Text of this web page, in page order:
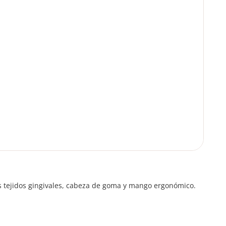
gingivales, cabeza de goma y mango ergonómico.